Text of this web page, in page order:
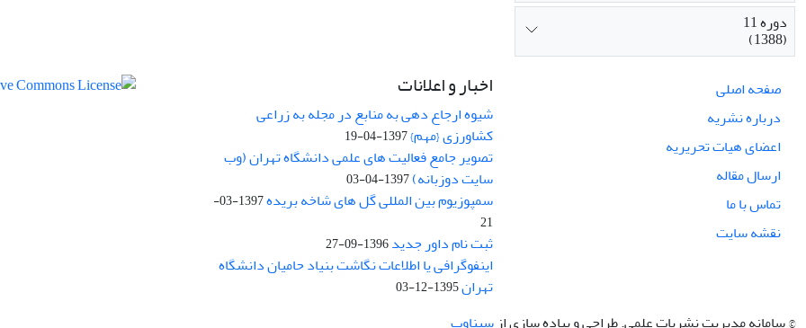
دوره 11
(1388)
صفحه اصلی
درباره نشریه
اعضای هیات تحریریه
ارسال مقاله
تماس با ما
نقشه سایت
اخبار و اعلانات
شیوه ارجاع دهی به منابع در مجله به زراعی
کشاورزی {مهم}1397-04-19
تصویر جامع فعالیت های علمی دانشگاه تهران (وب
سایت دوزبانه)1397-04-03
سمپوزیوم بین المللی گل های شاخه بریده
1397-03-
21
ثبت نام داور جدید1396-09-27
اینفوگرافی یا اطلاعات نگاشت بنیاد حامیان دانشگاه
تهران1395-12-03
© سامانه مدیریت نشریات علمی.طراحی و پیاده سازی از سیناوب